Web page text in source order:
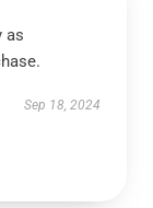
as
Sep 18, 2024